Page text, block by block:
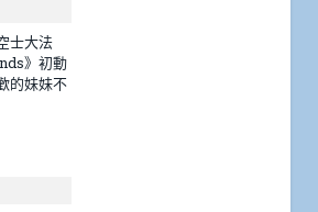
士大法
》初動
的妹妹不